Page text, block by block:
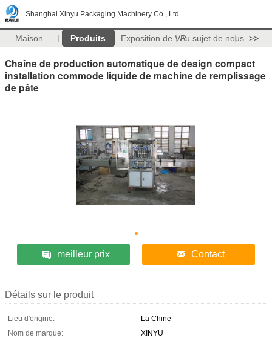
Shanghai Xinyu Packaging Machinery Co., Ltd.
Maison Produits Exposition de VRAu sujet de nous >>
Chaîne de production automatique de design compact
installation commode liquide de machine de remplissage
de pâte
meilleur prix Contact
Détails sur le produit
Lieu d'origine:
La Chine
Nom de marque:
XINYU